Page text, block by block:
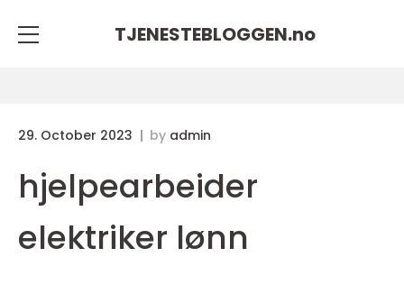
TJENESTEBLOGGEN.no
29. October 2023 by admin
hjelpearbeider
elektriker lønn